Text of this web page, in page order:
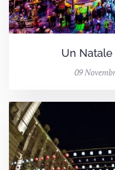
Un
09